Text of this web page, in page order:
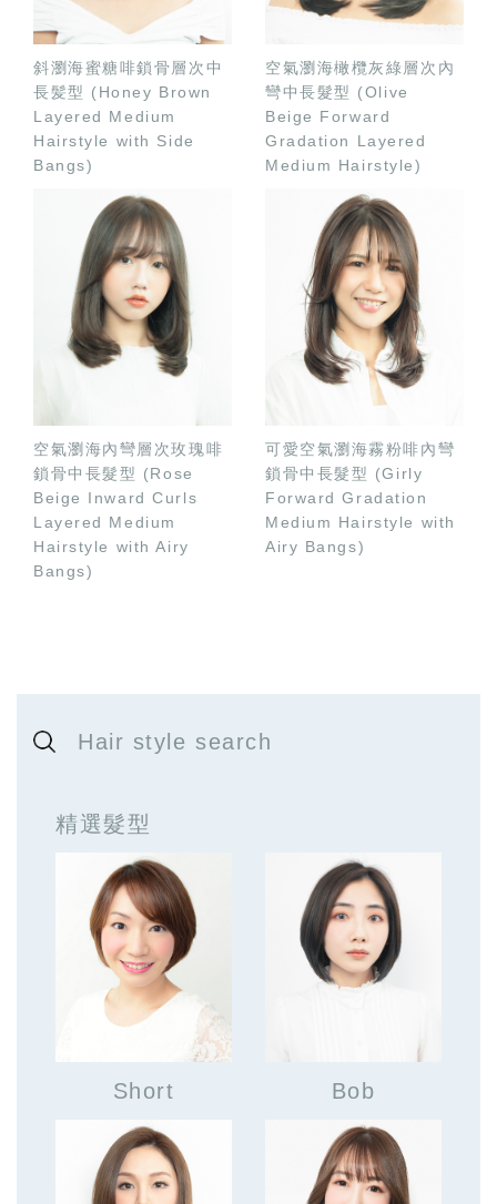
斜瀏海蜜糖啡鎖骨層次中
長髪型 (Honey Brown
Layered Medium
Hairstyle with Side
Bangs)
空氣瀏海橄欖灰綠層次內
彎中長髮型 (Olive
Beige Forward
Gradation Layered
Medium Hairstyle)
空氣瀏海內彎層次玫瑰啡
鎖骨中長髮型 (Rose
Beige Inward Curls
Layered Medium
Hairstyle with Airy
Bangs)
可愛空氣瀏海霧粉啡內彎
鎖骨中長髮型 (Girly
Forward Gradation
Medium Hairstyle with
Airy Bangs)
Hair style search
精選髮型
Short Bob